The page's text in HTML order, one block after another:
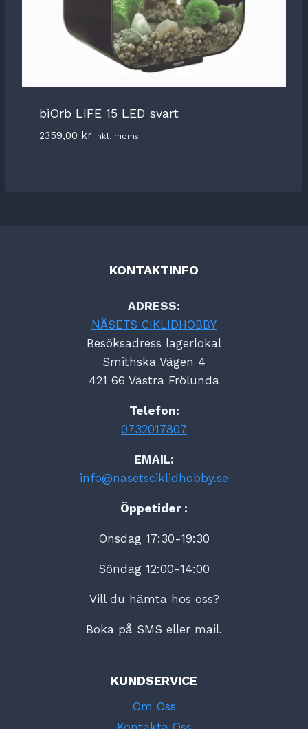
biOrb LIFE 15 LED svart
2359,00 kr inkl. moms
KONTAKTINFO
ADRESS:
NÄSETS CIKLIDHOBBY
Besöksadress lagerlokal
Smithska Vägen 4
421 66 Västra Frölunda
Telefon:
0732017807
EMAIL:
info@nasetsciklidhobby.se
Öppetider :
Onsdag 17:30-19:30
Söndag 12:00-14:00
Vill du hämta hos oss?
Boka på SMS eller mail.
KUNDSERVICE
Om Oss